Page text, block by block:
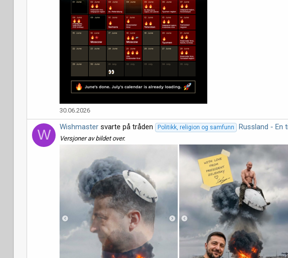
30.06.2026
W
Wishmaster svarte på tråden Politikk, religion og samfunn Russland - En
Versjoner av bildet over.